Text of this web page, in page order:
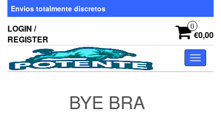
Skip
the
content
Envios totalmente discretos
LOGIN /
REGISTER
0
€0,00
Toggle
BYE BRA